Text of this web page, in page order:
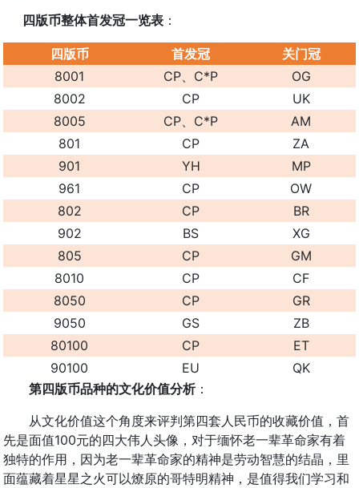
四版币整体首发冠一览表 ：
四版币 首发冠
关门冠
8001
CP、C*P
OG
8002
CP
UK
8005
CP、 C*P
AM
801
CP
ZA
901
YH
MP
961
CP
OW
802
CP
BR
902
BS
XG
805
CP
GM
8010
CP
CF
8050
CP
GR
9050
GS
ZB
80100
CP
ET
90100
EU
QK
第四版币品种的文化价值分析：
从文化价值这个角度来评判第四套人民币的收藏价值，首
先是面值100元的四大伟人头像，对于缅怀老一辈革命家有着
独特的作用，因为老一辈革命家的精神是劳动智慧的结晶，里
面蕴藏着星星之火可以燎原的哥特明精神，是值得我们学习和